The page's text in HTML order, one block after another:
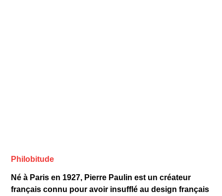
Philobitude
Né à Paris en 1927, Pierre Paulin est un créateur
français connu pour avoir insufflé au design français